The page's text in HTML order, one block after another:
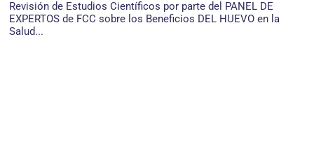
Revisión de Estudios Científicos por parte del PANEL DE
EXPERTOS de FCC sobre los Beneficios DEL HUEVO en la
Salud...